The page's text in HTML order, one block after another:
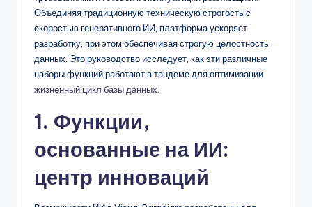
w
&
D
Объединяя традиционную техническую строгость с
скоростью генеративного ИИ, платформа ускоряет
разработку, при этом обеспечивая строгую целостность
данных. Это руководство исследует, как эти различные
наборы функций работают в тандеме для оптимизации
жизненный цикл базы данных
1. Функции,
основанные на ИИ:
центр инноваций